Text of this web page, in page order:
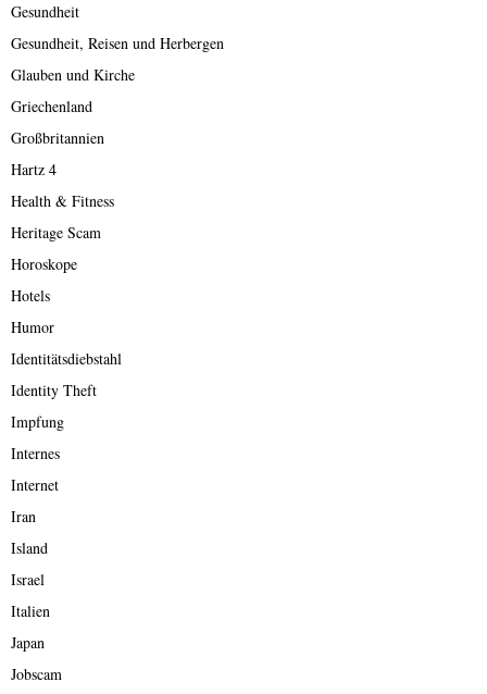
Gesundheit
Gesundheit, Reisen und Herbergen
Glauben und Kirche
Griechenland
Großbritannien
Hartz 4
Health & Fitness
Heritage Scam
Horoskope
Hotels
Humor
Identitätsdiebstahl
Identity Theft
Impfung
Internes
Internet
Iran
Island
Israel
Italien
Japan
Jobscam